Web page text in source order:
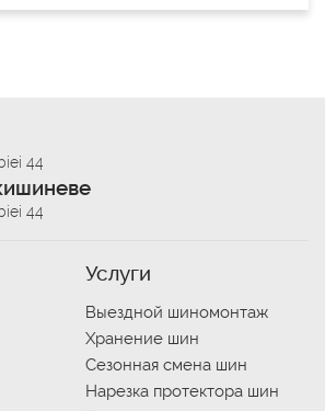
44
44
Услуги
Выездной шиномонтаж
Хранение шин
Сезонная смена шин
Нарезка протектора шин